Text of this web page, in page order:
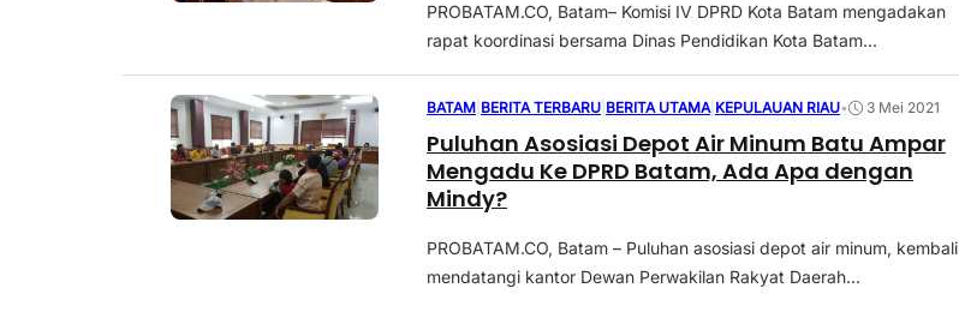
PROBATAM.CO, Batam– Komisi IV DPRD Kota Batam mengadakan
rapat koordinasi bersama Dinas Pendidikan Kota Batam...
BATAM BERITA TERBARU BERITA UTAMA KEPULAUAN RIAU• 3 Mei 2021
Puluhan Asosiasi Depot Air Minum Batu Ampar
Mengadu Ke DPRD Batam, Ada Apa dengan
Mindy?
PROBATAM.CO, Batam – Puluhan asosiasi depot air minum, kembali
mendatangi kantor Dewan Perwakilan Rakyat Daerah...